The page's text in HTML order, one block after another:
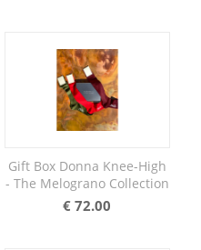
Gift Box Donna Knee-High
- The Melograno Collection
€ 72.00